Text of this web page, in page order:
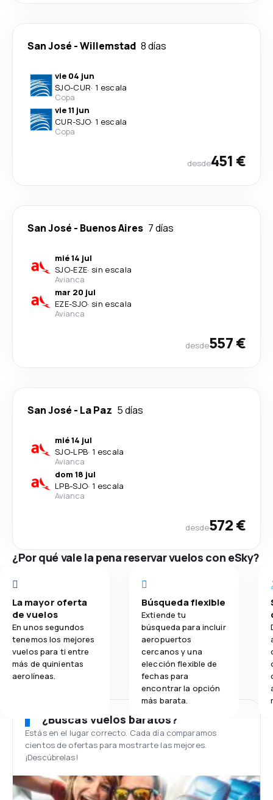
San José -Willemstad 8 días
vie 04 jun
SJO-CUR· 1 escala
Copa
vie 11 jun
CUR-SJO· 1 escala
Copa
desde451 €
San José - Buenos Aires 7 días
mié 14 jul
SJO-EZE· sin escala
Avianca
mar 20 jul
EZE-SJO· sin escala
Avianca
desde557 €
San José - La Paz 5 días
mié 14 jul
SJO-LPB· 1 escala
Avianca
dom 18 jul
LPB-SJO· 1 escala
Avianca
desde572 €
¿Por qué vale la pena reservar vuelos con eSky?
La mayor oferta
de vuelos
En unos segundos
tenemos los mejores
vuelos para ti entre
más de quinientas
aerolíneas.
Búsqueda flexible
Extiende tu
búsqueda para incluir
aeropuertos
cercanos y una
elección flexible de
fechas para
encontrar la opción
más barata.
¿Buscas vuelos baratos?
Estás en el lugar correcto. Cada día comparamos
cientos de ofertas para mostrarte las mejores.
¡Descúbrelas!